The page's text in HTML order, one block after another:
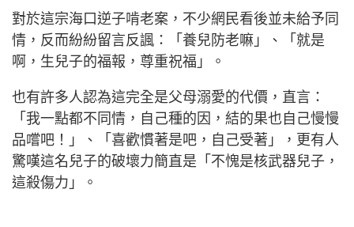
對於這宗海口逆子啃老案，不少網民看後並未給予同
情，反而紛紛留言反諷：「養兒防老嘛」、「就是
啊，生兒子的福報，尊重祝福」。
也有許多人認為這完全是父母溺愛的代價，直言：
「我一點都不同情，自己種的因，結的果也自己慢慢
品嚐吧！」、「喜歡慣著是吧，自己受著」，更有人
驚嘆這名兒子的破壞力簡直是「不愧是核武器兒子，
這殺傷力」。